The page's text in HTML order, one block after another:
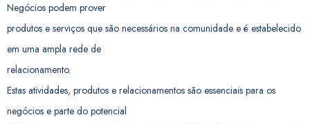
Negócios podem prover
produtos e serviços que são necessários na comunidade e é estabelecido
em uma ampla rede de
relacionamento.
Estas atividades, produtos e relacionamentos são essenciais para os
negócios e parte do potencial